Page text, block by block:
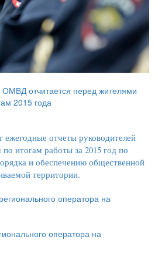
ОМВД отчитается перед жителями
2015 года
ежегодные отчеты руководителей
итогам работы за 2015 год по
и обеспечению общественной
территории.
оператора на